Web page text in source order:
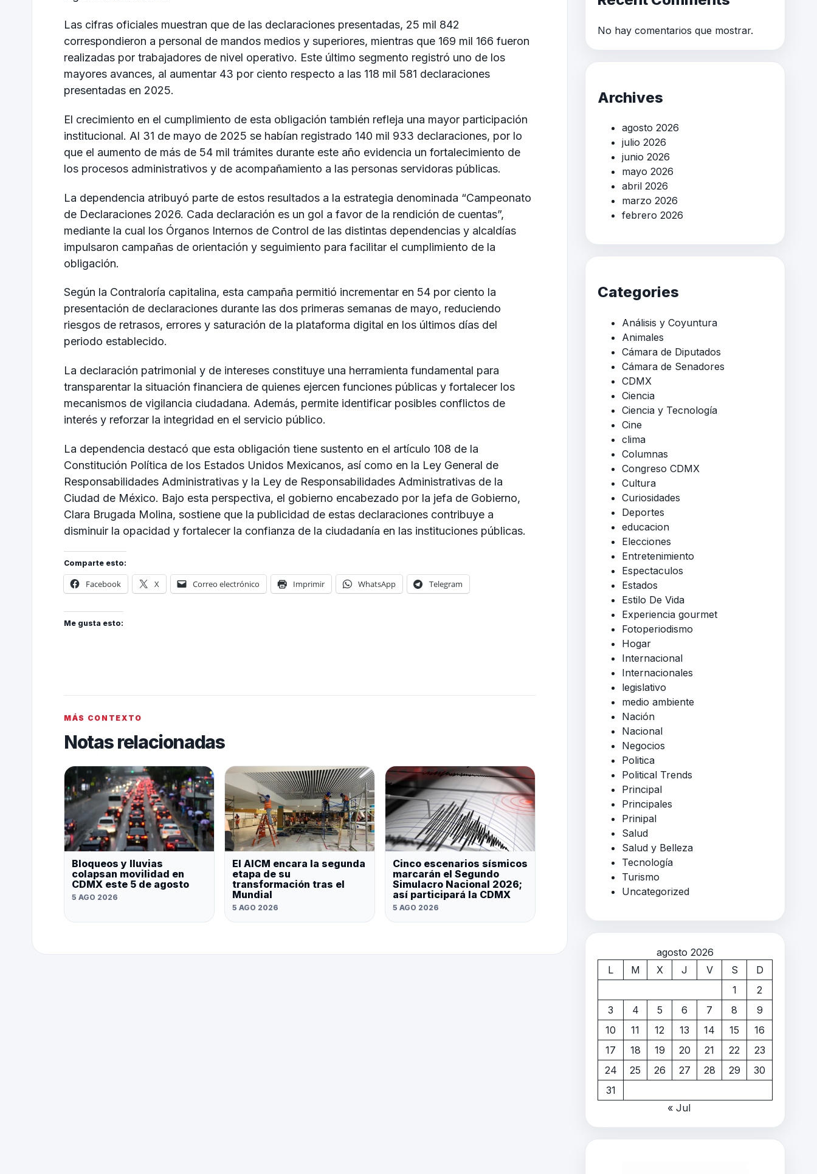
Las cifras oficiales muestran que de las declaraciones presentadas, 25 mil 842
correspondieron a personal de mandos medios y superiores, mientras que 169 mil 166 fueron
realizadas por trabajadores de nivel operativo. Este último segmento registró uno de los
mayores avances, al aumentar 43 por ciento respecto a las 118 mil 581 declaraciones
presentadas en 2025.
El crecimiento en el cumplimiento de esta obligación también refleja una mayor participación
institucional. Al 31 de mayo de 2025 se habían registrado 140 mil 933 declaraciones, por lo
que el aumento de más de 54 mil trámites durante este año evidencia un fortalecimiento de
los procesos administrativos y de acompañamiento a las personas servidoras públicas.
La dependencia atribuyó parte de estos resultados a la estrategia denominada “Campeonato
de Declaraciones 2026. Cada declaración es un gol a favor de la rendición de cuentas”,
mediante la cual los Órganos Internos de Control de las distintas dependencias y alcaldías
impulsaron campañas de orientación y seguimiento para facilitar el cumplimiento de la
obligación.
Según la Contraloría capitalina, esta campaña permitió incrementar en 54 por ciento la
presentación de declaraciones durante las dos primeras semanas de mayo, reduciendo
riesgos de retrasos, errores y saturación de la plataforma digital en los últimos días del
periodo establecido.
La declaración patrimonial y de intereses constituye una herramienta fundamental para
transparentar la situación financiera de quienes ejercen funciones públicas y fortalecer los
mecanismos de vigilancia ciudadana. Además, permite identificar posibles conflictos de
interés y reforzar la integridad en el servicio público.
La dependencia destacó que esta obligación tiene sustento en el artículo 108 de la
Constitución Política de los Estados Unidos Mexicanos, así como en la Ley General de
Responsabilidades Administrativas y la Ley de Responsabilidades Administrativas de la
Ciudad de México. Bajo esta perspectiva, el gobierno encabezado por la jefa de Gobierno,
Clara Brugada Molina, sostiene que la publicidad de estas declaraciones contribuye a
disminuir la opacidad y fortalecer la confianza de la ciudadanía en las instituciones públicas.
Comparte esto:
Facebook X Correo electrónico Imprimir WhatsApp Telegram
Me gusta esto:
MÁS CONTEXTO
Notas relacionadas
Bloqueos y lluvias
colapsan movilidad en
CDMX este 5 de agosto
5 AGO 2026
El AICM encara la segunda
etapa de su
transformación tras el
Mundial
5 AGO 2026
Cinco escenarios sísmicos
marcarán el Segundo
Simulacro Nacional 2026;
así participará la CDMX
5 AGO 2026
No hay comentarios que mostrar.
Archives
agosto 2026
julio 2026
junio 2026
mayo 2026
abril 2026
marzo 2026
febrero 2026
Categories
Análisis y Coyuntura
Animales
Cámara de Diputados
Cámara de Senadores
CDMX
Ciencia
Ciencia y Tecnología
Cine
clima
Columnas
Congreso CDMX
Cultura
Curiosidades
Deportes
educacion
Elecciones
Entretenimiento
Espectaculos
Estados
Estilo De Vida
Experiencia gourmet
Fotoperiodismo
Hogar
Internacional
Internacionales
legislativo
medio ambiente
Nación
Nacional
Negocios
Politica
Political Trends
Principal
Principales
Prinipal
Salud
Salud y Belleza
Tecnología
Turismo
Uncategorized
agosto 2026
L
M X J V S
D
1
2
3
4 5 6 7 8
9
10
11 12 13 14 15
16
17
18 19 20 21 22
23
24
25 26 27 28 29
30
31
« Jul